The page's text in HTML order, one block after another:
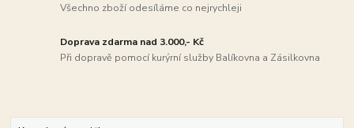
Všechno zboží odesíláme co nejrychleji
Doprava zdarma nad 3.000,- Kč
Při dopravě pomocí kurýrní služby Balíkovna a Zásilkovna